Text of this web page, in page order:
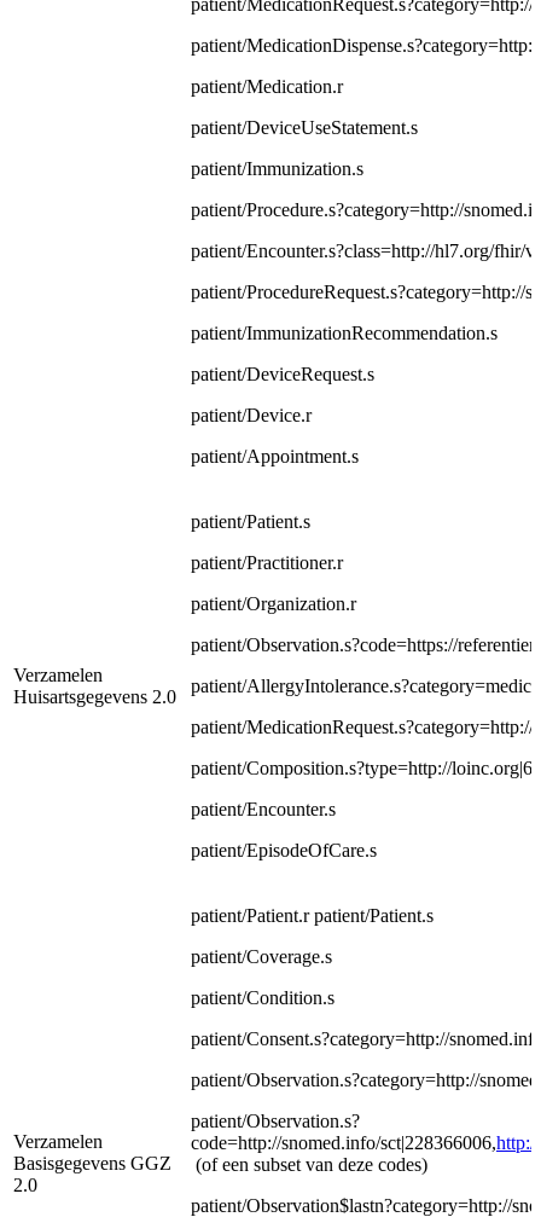
patient/
patient/Medication.r
patient/DeviceUseStatement.s
patient/Immunization.s
patient/Procedure.s?category=http://
patient/Encounter.s?class=http://hl7.org/fhir/
patient/ProcedureRequest.s?category=http://
patient/ImmunizationRecommendation.s
patient/DeviceRequest.s
patient/Device.r
patient/Appointment.s
Verzamelen
Huisartsgegevens 2.0
patient/Patient.s
patient/Practitioner.r
patient/Organization.r
patient/Observation.s?code=https://
patient/
patient/
patient/Composition.s?type=http://
patient/Encounter.s
patient/EpisodeOfCare.s
Verzamelen
Basisgegevens GGZ
2.0
patient/Patient.r patient/Patient.s
patient/Coverage.s
patient/Condition.s
patient/Consent.s?category=http://
patient/Observation.s?category=http://
patient/Observation.s?
code=http://snomed.info/sct|228366006,
(of een subset van deze codes)
patient/Observation$lastn?category=http://